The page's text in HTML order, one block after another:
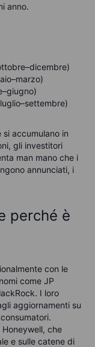
anno.
accumulano in
gli investitori
man mano che i
annunciati, i
perché è
con le
come JP
I loro
aggiornamenti su
che
e sulle catene di